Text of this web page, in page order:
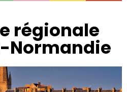
régionale
Normandie